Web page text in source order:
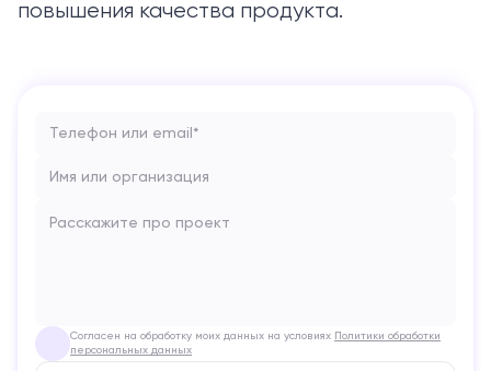
повышения качества продукта.
Телефон или email*
Имя или организация
Расскажите про проект
Согласен на обработку моих данных на условиях Политики обработки
персональных данных